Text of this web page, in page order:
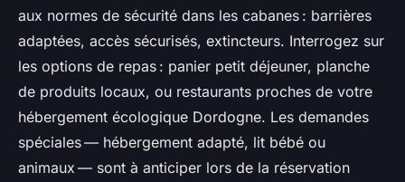
aux normes de sécurité dans les cabanes : barrières
adaptées, accès sécurisés, extincteurs. Interrogez sur
les options de repas : panier petit déjeuner, planche
de produits locaux, ou restaurants proches de votre
hébergement écologique Dordogne. Les demandes
spéciales — hébergement adapté, lit bébé ou
animaux — sont à anticiper lors de la réservation